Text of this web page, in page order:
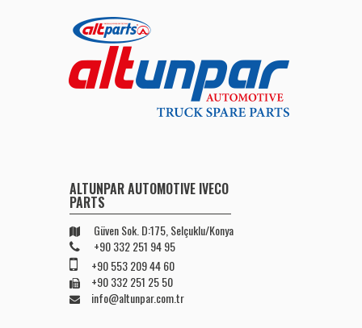
ALTUNPAR AUTOMOTIVE IVECO
PARTS
Güven Sok. D:175, Selçuklu/Konya
+90 332 251 94 95
+90 553 209 44 60
+90 332 251 25 50
info@altunpar.com.tr